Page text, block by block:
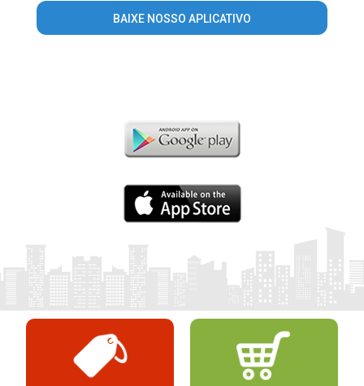
BAIXE NOSSO APLICATIVO